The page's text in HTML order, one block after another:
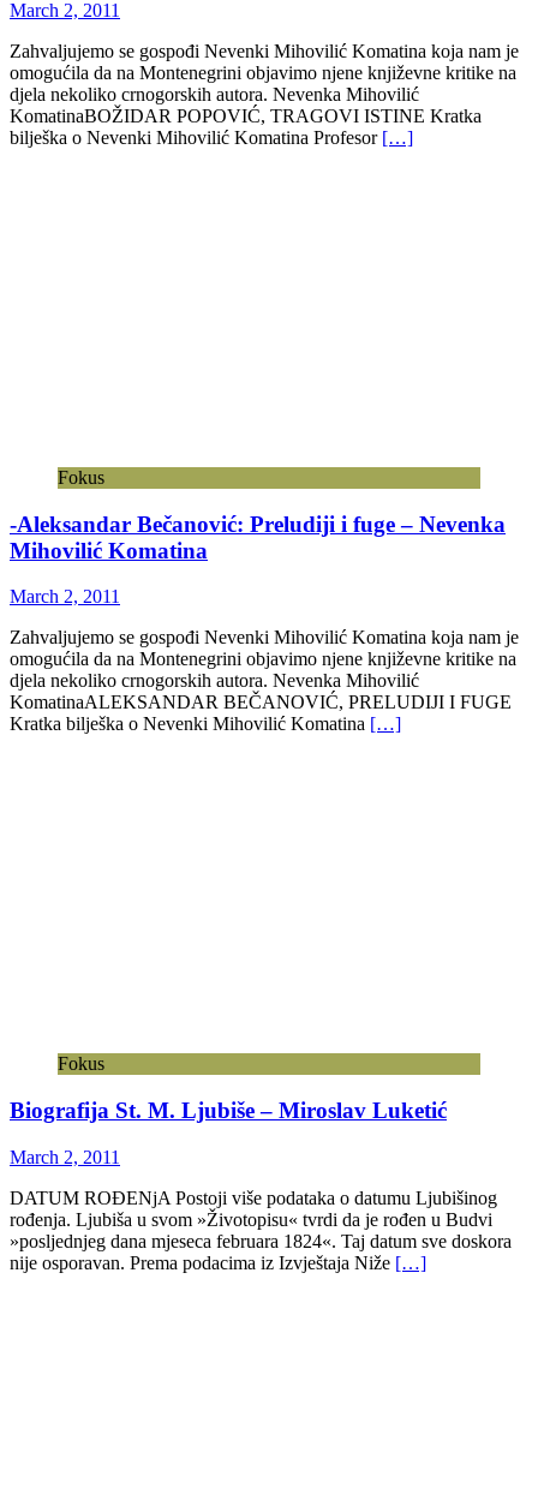
March 2, 2011
Zahvaljujemo se gospođi Nevenki Mihovilić Komatina koja nam je
omogućila da na Montenegrini objavimo njene književne kritike na
djela nekoliko crnogorskih autora. Nevenka Mihovilić
KomatinaBOŽIDAR POPOVIĆ, TRAGOVI ISTINE Kratka
bilješka o Nevenki Mihovilić Komatina Profesor […]
Fokus
-Aleksandar Bečanović: Preludiji i fuge – Nevenka
Mihovilić Komatina
March 2, 2011
Zahvaljujemo se gospođi Nevenki Mihovilić Komatina koja nam je
omogućila da na Montenegrini objavimo njene književne kritike na
djela nekoliko crnogorskih autora. Nevenka Mihovilić
KomatinaALEKSANDAR BEČANOVIĆ, PRELUDIJI I FUGE
Kratka bilješka o Nevenki Mihovilić Komatina […]
Fokus
Biografija St. M. Ljubiše – Miroslav Luketić
March 2, 2011
DATUM ROĐENjA Postoji više podataka o datumu Ljubišinog
rođenja. Ljubiša u svom »Životopisu« tvrdi da je rođen u Budvi
»posljednjeg dana mjeseca februara 1824«. Taj datum sve doskora
nije osporavan. Prema podacima iz Izvještaja Niže […]